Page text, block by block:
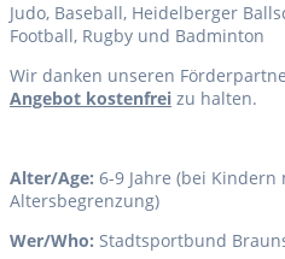
Judo, Baseball, Heidelberger
Football, Rugby und Badminton
Wir danken unseren
Angebot kostenfrei zu halten.
Alter/Age: 6-9 Jahre (bei
Altersbegrenzung)
Wer/Who: Stadtsportbund